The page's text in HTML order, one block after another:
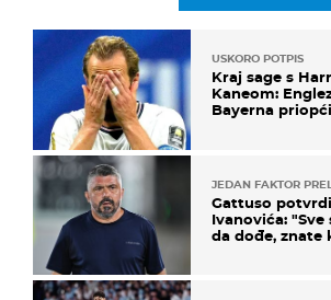
USKORO POTPIS
Kraj sage s
Kaneom:
Bayerna
JEDAN FAKTOR
Gattuso
Ivanovića:
da dođe, znate